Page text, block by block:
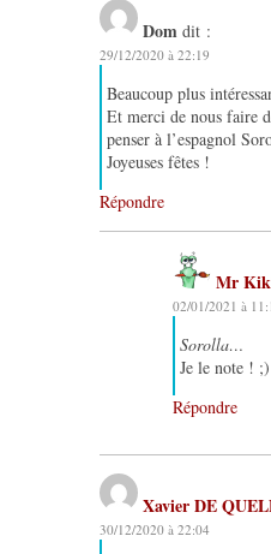
Dom dit :
29/12/2020 à 22:19
Beaucoup plus
Et merci de nous faire
penser à l’espagnol
Joyeuses fêtes !
Répondre
Mr
02/01/2021 à
Sorolla…
Je le note ! ;)
Répondre
Xavier DE
30/12/2020 à 22:04